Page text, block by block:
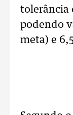
tolerância
podendo
meta) e